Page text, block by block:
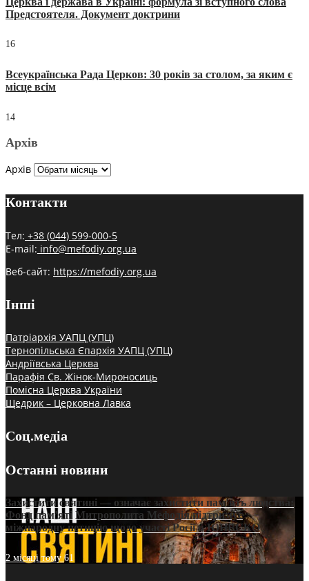
Предстоятеля. Документ доктрини
16
Всеукраїнська Рада Церков: 30 років за столом, за яким є
місце всім
14
Архів
Архів
Контакти
Тел: +38 (044) 599-000-5
E-mail: info@mefodiy.org.ua
Веб-сайт: https://mefodiy.org.ua
Інші
Патріархія УАПЦ (УПЦ)
Тернопільська Єпархія УАПЦ (УПЦ)
Андріївська Церква
Парафія Св. Жінок-Мироносиць
Помісна Церква України
Щедрик – Церковна Лавка
Соц.медіа
Останні новини
Захистити святині — означає захистити пам’ять людства:
Фонд пам’яті Митрополита Мефодія підтримує
міжнародну петицію щодо участі Росії в ЮНЕСКО
2 місяці тому61